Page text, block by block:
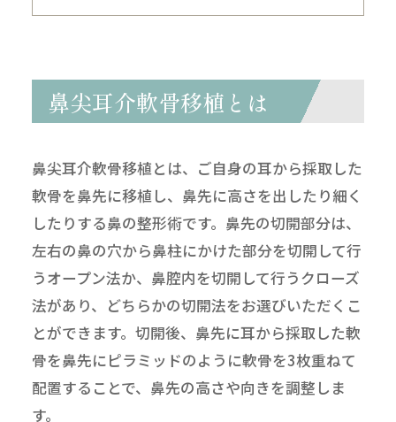
鼻尖耳介軟骨移植とは
鼻尖耳介軟骨移植とは、ご自身の耳から採取した
軟骨を鼻先に移植し、鼻先に高さを出したり細く
したりする鼻の整形術です。鼻先の切開部分は、
左右の鼻の穴から鼻柱にかけた部分を切開して行
うオープン法か、鼻腔内を切開して行うクローズ
法があり、どちらかの切開法をお選びいただくこ
とができます。切開後、鼻先に耳から採取した軟
骨を鼻先にピラミッドのように軟骨を3枚重ねて
配置することで、鼻先の高さや向きを調整しま
す。